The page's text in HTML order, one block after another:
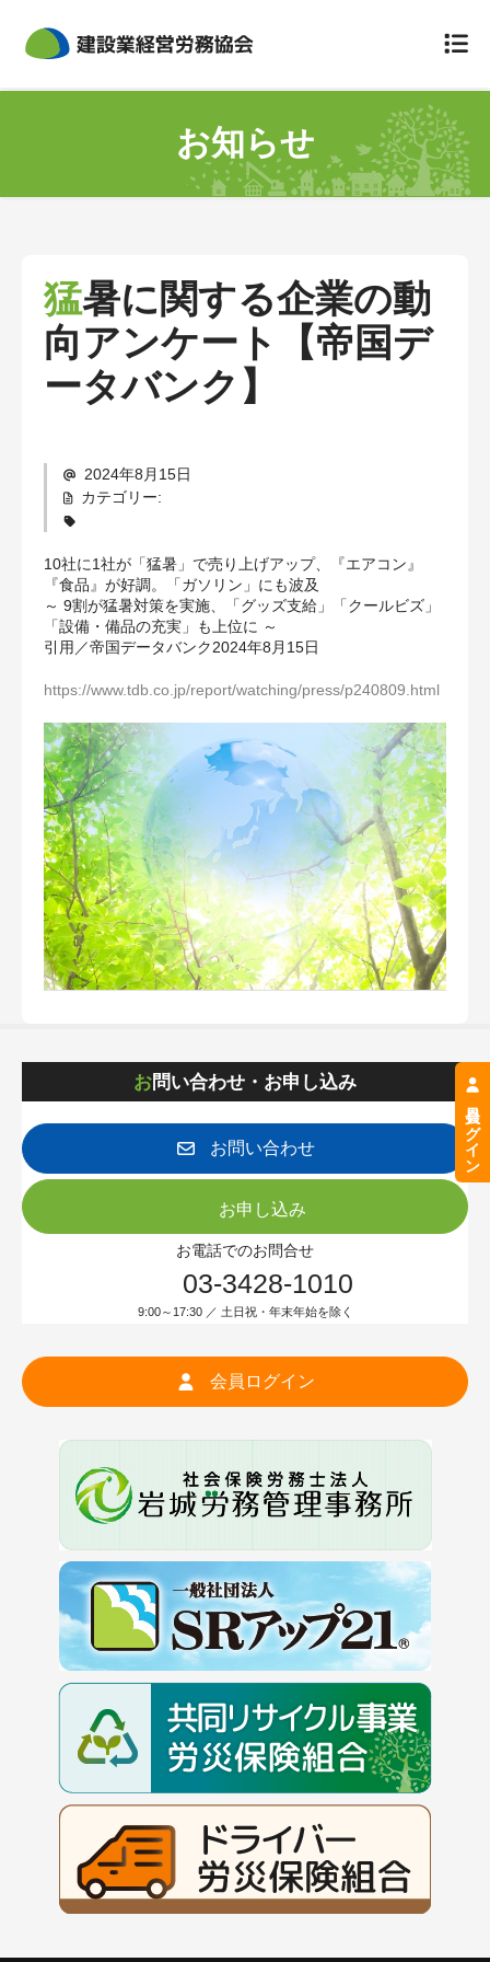
個人情報のお取扱いについて
事故が起きてしまったら
労災保険特別加入
労災の給付について
補償の対象となる範囲
給付基礎日額・保険料
健康診断が必要な場合
お問合せ
お申込み
お知らせ
猛暑に関する企業の動
向アンケート【帝国デ
ータバンク】
2024年8月15日
カテゴリー:
10社に1社が「猛暑」で売り上げアップ、『エアコン』
『食品』が好調。「ガソリン」にも波及
～ 9割が猛暑対策を実施、「グッズ支給」「クールビズ」
「設備・備品の充実」も上位に ～
引用／帝国データバンク2024年8月15日
https://www.tdb.co.jp/report/watching/press/p240809.html
お問い合わせ・お申し込み
お問い合わせ
お申し込み
お電話でのお問合せ
03-3428-1010
9:00～17:30 ／ 土日祝・年末年始を除く
会員ログイン
会員ログイン